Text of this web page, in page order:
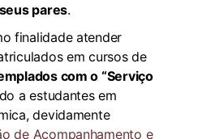
pares.
finalidade atender
em cursos de
com o “Serviço
a estudantes em
devidamente
de Acompanhamento e